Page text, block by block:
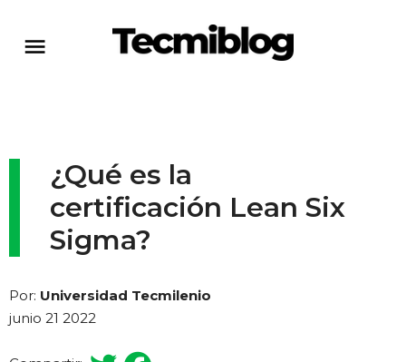
¿Qué es la
certificación Lean Six
Sigma?
Por: Universidad Tecmilenio
junio 21 2022